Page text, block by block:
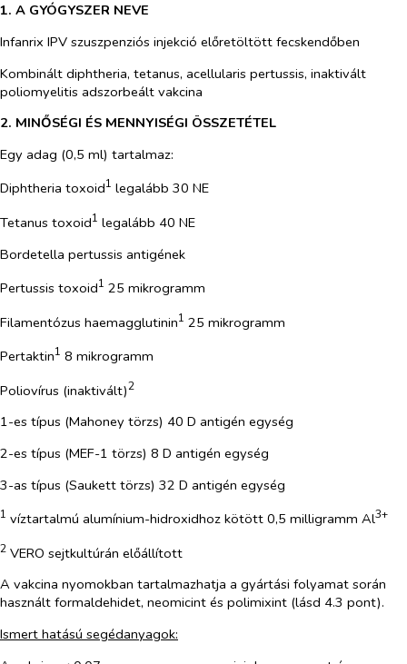
1. A GYÓGYSZER NEVE
Infanrix IPV szuszpenziós injekció előretöltött fecskendőben
Kombinált diphtheria, tetanus, acellularis pertussis, inaktivált
poliomyelitis adszorbeált vakcina
2. MINŐSÉGI ÉS MENNYISÉGI ÖSSZETÉTEL
Egy adag (0,5 ml) tartalmaz:
Diphtheria toxoid1 legalább 30 NE
Tetanus toxoid1 legalább 40 NE
Bordetella pertussis antigének
Pertussis toxoid1 25 mikrogramm
Filamentózus haemagglutinin1 25 mikrogramm
Pertaktin1 8 mikrogramm
Poliovírus (inaktivált)2
1-es típus (Mahoney törzs) 40 D antigén egység
2-es típus (MEF-1 törzs) 8 D antigén egység
3-as típus (Saukett törzs) 32 D antigén egység
1 víztartalmú alumínium-hidroxidhoz kötött 0,5 milligramm Al3+
2 VERO sejtkultúrán előállított
A vakcina nyomokban tartalmazhatja a gyártási folyamat során
használt formaldehidet, neomicint és polimixint (lásd 4.3 pont).
Ismert hatású segédanyagok: